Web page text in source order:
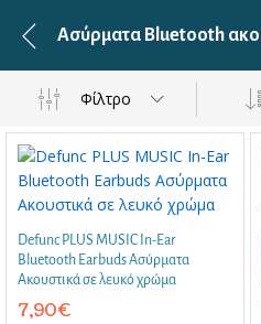
Φίλτρο
Defunc PLUS MUSIC In-Ear
Bluetooth Earbuds Ασύρματα
Ακουστικά σε λευκό χρώμα
7,90€